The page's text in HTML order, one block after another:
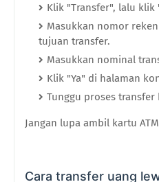
Klik "Transfer", lalu klik
Masukkan nomor
tujuan transfer.
Masukkan nominal
Klik "Ya" di halaman
Tunggu proses transfer
Jangan lupa ambil kartu
Cara transfer uang